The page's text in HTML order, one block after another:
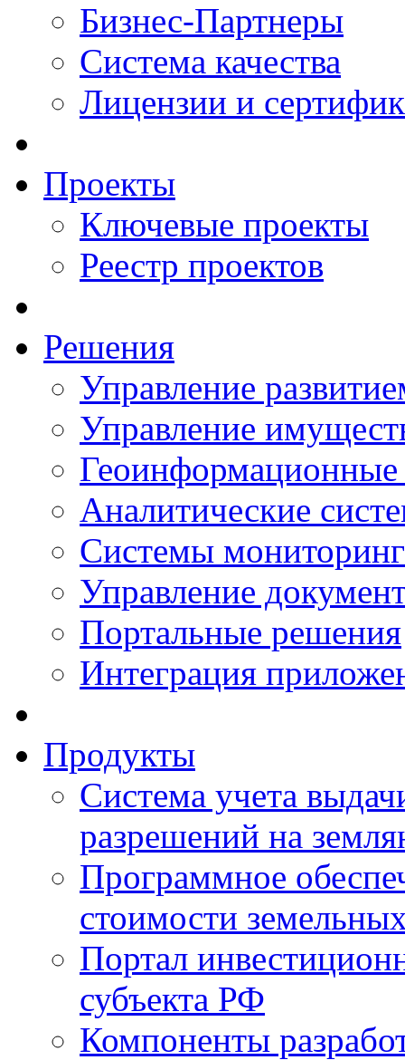
Бизнес-Партнеры
Система качества
Лицензии и
Проекты
Ключевые проекты
Реестр проектов
Решения
Управление
Управление
Аналитические
Системы
Управление
Портальные решения
Интеграция
Продукты
Система учета
разрешений на
Программное
стоимости
Портал
субъекта РФ
Компоненты